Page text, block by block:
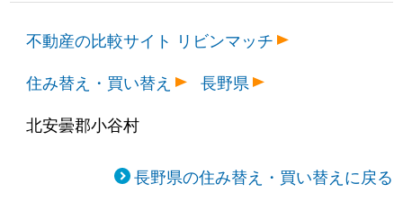
不動産の比較サイト リビンマッチ
住み替え・買い替え
長野県
北安曇郡小谷村
長野県の住み替え・買い替えに戻る